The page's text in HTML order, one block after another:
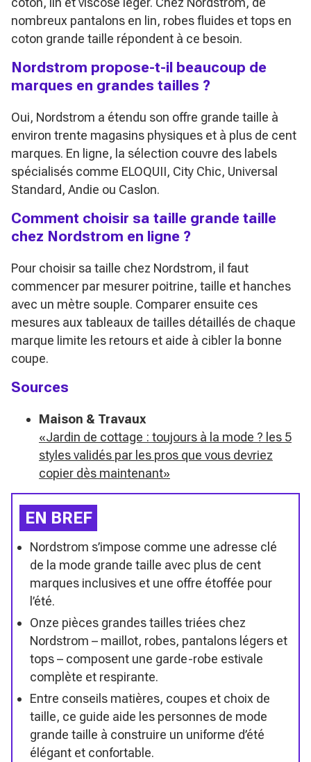
nombreux pantalons en lin, robes fluides et tops en
coton grande taille répondent à ce besoin.
Nordstrom propose-t-il beaucoup de
marques en grandes tailles ?
Oui, Nordstrom a étendu son offre grande taille à
environ trente magasins physiques et à plus de cent
marques. En ligne, la sélection couvre des labels
spécialisés comme ELOQUII, City Chic, Universal
Standard, Andie ou Caslon.
Comment choisir sa taille grande taille
chez Nordstrom en ligne ?
Pour choisir sa taille chez Nordstrom, il faut
commencer par mesurer poitrine, taille et hanches
avec un mètre souple. Comparer ensuite ces
mesures aux tableaux de tailles détaillés de chaque
marque limite les retours et aide à cibler la bonne
coupe.
Sources
Maison & Travaux
«Jardin de cottage : toujours à la mode ? les 5
styles validés par les pros que vous devriez
copier dès maintenant»
EN BREF
Nordstrom s’impose comme une adresse clé
de la mode grande taille avec plus de cent
marques inclusives et une offre étoffée pour
l’été.
Onze pièces grandes tailles triées chez
Nordstrom – maillot, robes, pantalons légers et
tops – composent une garde-robe estivale
complète et respirante.
Entre conseils matières, coupes et choix de
taille, ce guide aide les personnes de mode
grande taille à construire un uniforme d’été
élégant et confortable.